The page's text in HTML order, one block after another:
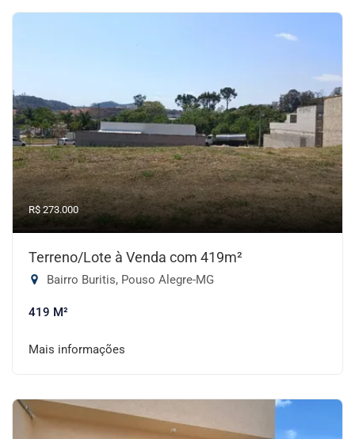
R$ 273.000
Terreno/Lote à Venda com 419m²
Bairro Buritis, Pouso Alegre-MG
419 M²
Mais informações